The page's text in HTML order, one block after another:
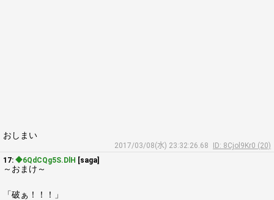
おしまい
2017/03/08(水) 23:32:26.68
ID: 8Cjol9Kr0 (20)
17: ◆6QdCQg5S.DlH [saga]
～おまけ～
「破ぁ！！！」